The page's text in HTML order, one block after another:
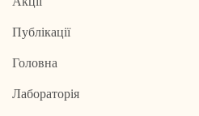
Публікації
Головна
Лабораторія